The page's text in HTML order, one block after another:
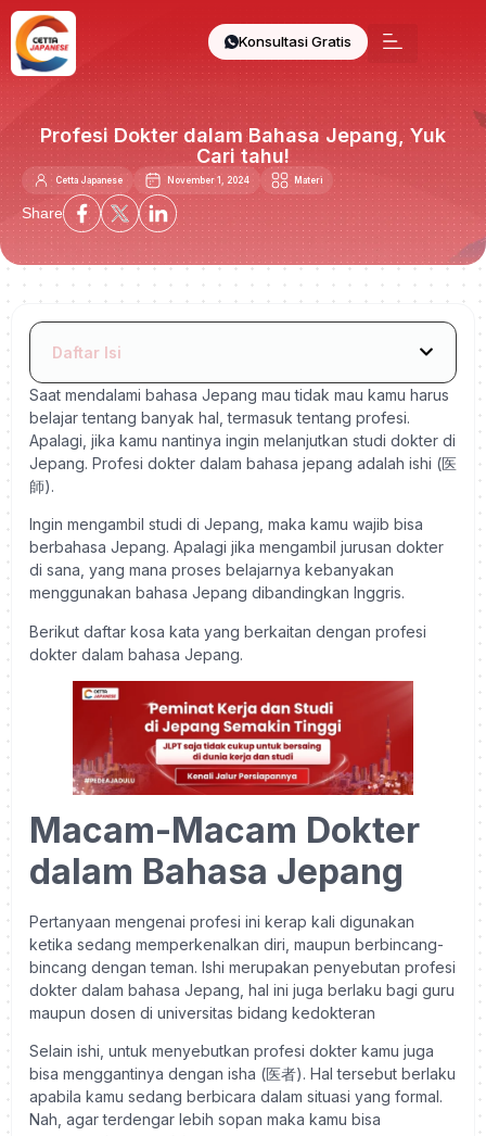
Konsultasi Gratis
Profesi Dokter dalam Bahasa Jepang, Yuk
Cari tahu!
Cetta Japanese November 1, 2024 Materi
Share
Daftar Isi
Saat mendalami bahasa Jepang mau tidak mau kamu harus
belajar tentang banyak hal, termasuk tentang profesi.
Apalagi, jika kamu nantinya ingin melanjutkan studi dokter di
Jepang. Profesi dokter dalam bahasa jepang adalah ishi (医
師).
Ingin mengambil studi di Jepang, maka kamu wajib bisa
berbahasa Jepang. Apalagi jika mengambil jurusan dokter
di sana, yang mana proses belajarnya kebanyakan
menggunakan bahasa Jepang dibandingkan Inggris.
Berikut daftar kosa kata yang berkaitan dengan profesi
dokter dalam bahasa Jepang.
Macam-Macam Dokter
dalam Bahasa Jepang
Pertanyaan mengenai profesi ini kerap kali digunakan
ketika sedang memperkenalkan diri, maupun berbincang-
bincang dengan teman. Ishi merupakan penyebutan profesi
dokter dalam bahasa Jepang, hal ini juga berlaku bagi guru
maupun dosen di universitas bidang kedokteran
Selain ishi, untuk menyebutkan profesi dokter kamu juga
bisa menggantinya dengan isha (医者). Hal tersebut berlaku
apabila kamu sedang berbicara dalam situasi yang formal.
Nah, agar terdengar lebih sopan maka kamu bisa